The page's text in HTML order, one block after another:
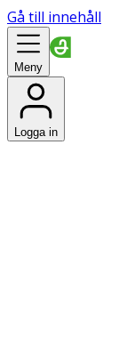
Gå till innehåll
Meny
Logga in